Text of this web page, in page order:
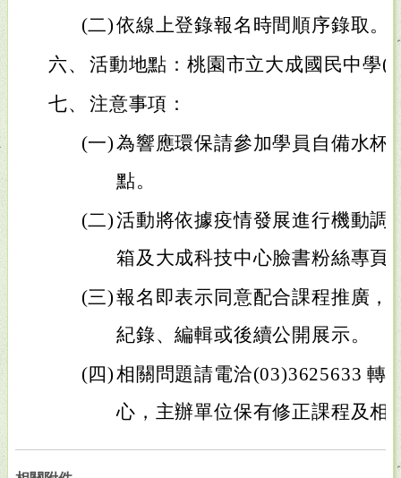
(二)依線上登錄報名時間順序錄取。
六、 活動地點：桃園市立大成國民中學(
七、 注意事項：
(一)為響應環保請參加學員自備水杯
點。
(二)活動將依據疫情發展進行機動調
箱及大成科技中心臉書粉絲專頁
(三)報名即表示同意配合課程推廣，
紀錄、編輯或後續公開展示。
(四)相關問題請電洽(03)3625633 轉
心，主辦單位保有修正課程及相